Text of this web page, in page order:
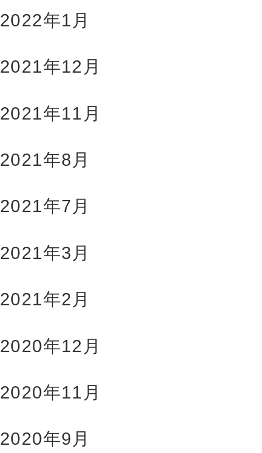
2022年1月
2021年12月
2021年11月
2021年8月
2021年7月
2021年3月
2021年2月
2020年12月
2020年11月
2020年9月